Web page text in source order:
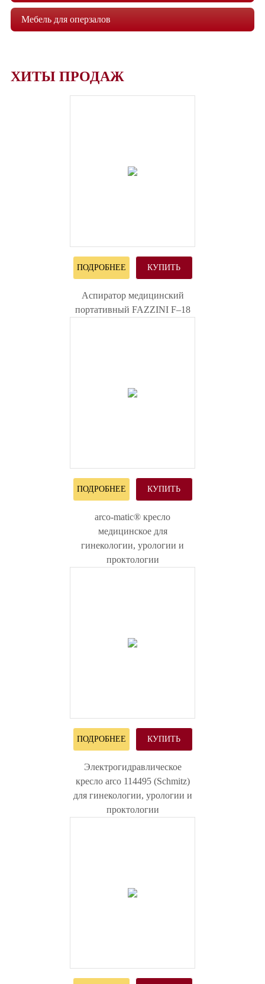
Мебель для оперзалов
ХИТЫ ПРОДАЖ
ПОДРОБНЕЕ КУПИТЬ
Аспиратор медицинский
портативный FAZZINI F–18
ПОДРОБНЕЕ КУПИТЬ
arco-matic® кресло
медицинское для
гинекологии, урологии и
проктологии
ПОДРОБНЕЕ КУПИТЬ
Электрогидравлическое
кресло arco 114495 (Schmitz)
для гинекологии, урологии и
проктологии